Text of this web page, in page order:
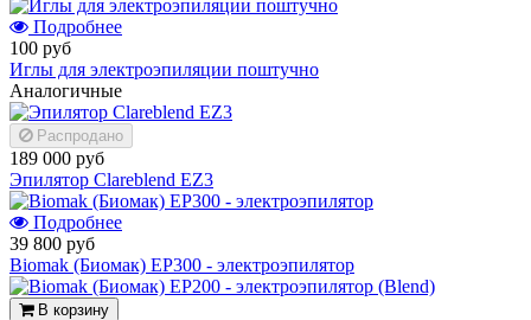
Подробнее
100 руб
Иглы для электроэпиляции поштучно
Аналогичные
Распродано
189 000 руб
Эпилятор Clareblend EZ3
Подробнее
39 800 руб
Biomak (Биомак) EP300 - электроэпилятор
В корзину